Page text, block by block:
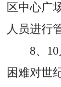
区中心广
人员进行
8、
困难对世